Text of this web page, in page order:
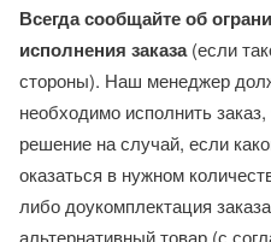
Всегда сообщайте об
исполнения заказа(если
стороны). Наш менеджер
необходимо исполнить
решение на случай, если
оказаться в нужном
либо доукомплектация
альтернативный товар (с